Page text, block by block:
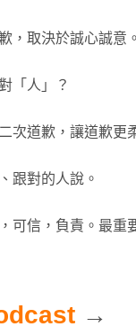
，取決於誠心誠意。
「人」？
次道歉，讓道歉更
跟對的人說。
可信，負責。最重
→